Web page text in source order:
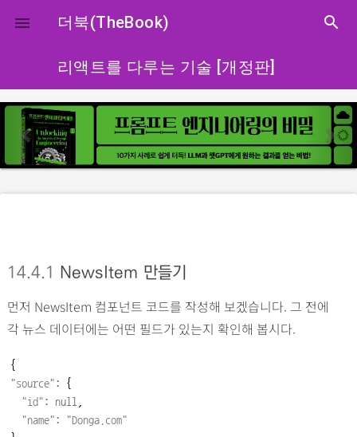
close
 더북(TheBook) search
리액트를 다루는 기술 [개정판]
p
r
e
s
n
e
x
14.4.1 NewsItem 만들기
먼저 NewsItem 컴포넌트 코드를 작성해 보겠습니다. 그 전에
각 뉴스 데이터에는 어떤 필드가 있는지 확인해 봅시다.
"source" : {
"id " : null
"name" : "Donga.com"